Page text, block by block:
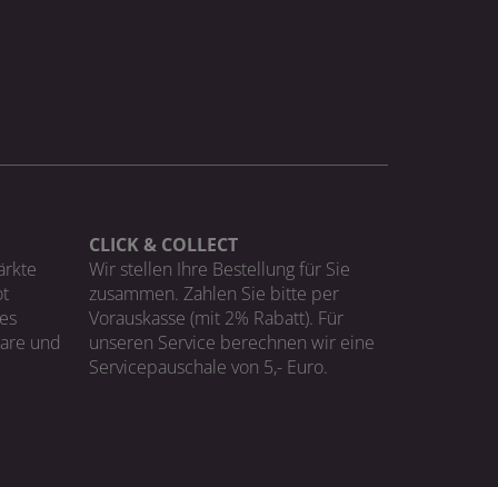
und
CLICK & COLLECT
Wir stellen Ihre Bestellung für Sie
zusammen. Zahlen Sie bitte per
Vorauskasse (mit 2% Rabatt). Für
unseren Service berechnen wir eine
Servicepauschale von 5,- Euro.